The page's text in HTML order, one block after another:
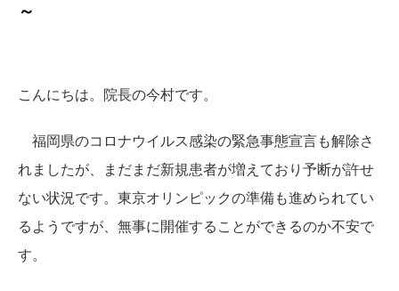
～
こんにちは。院長の今村です。
福岡県のコロナウイルス感染の緊急事態宣言も解除さ
れましたが、まだまだ新規患者が増えており予断が許せ
ない状況です。東京オリンピックの準備も進められてい
るようですが、無事に開催することができるのか不安で
す。